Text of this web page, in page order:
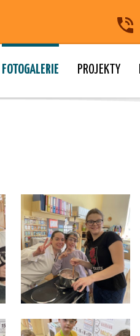
FOTOGALERIE PROJEKTY